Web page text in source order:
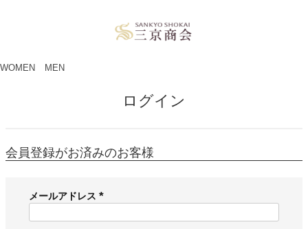
WOMEN MEN
ログイン
会員登録がお済みのお客様
メールアドレス
必